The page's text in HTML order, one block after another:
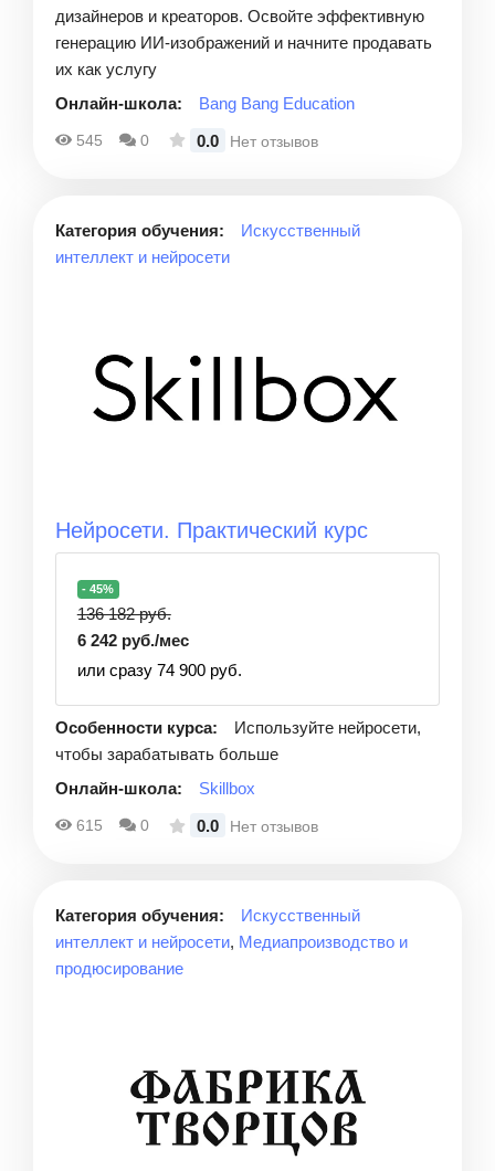
дизайнеров и креаторов. Освойте эффективную
генерацию ИИ-изображений и начните продавать
их как услугу
Онлайн-школа:
Bang Bang Education
545 0 0.0 Нет отзывов
Категория обучения:
Искусственный
интеллект и нейросети
Нейросети. Практический курс
- 45%
136 182 руб.
6 242 руб./мес
или сразу 74 900 руб.
Особенности курса:
Используйте нейросети,
чтобы зарабатывать больше
Онлайн-школа:
Skillbox
615 0 0.0 Нет отзывов
Категория обучения:
Искусственный
интеллект и нейросети, Медиапроизводство и
продюсирование